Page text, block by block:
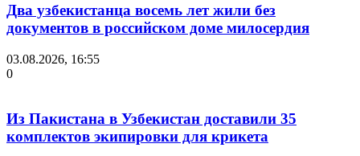
Два узбекистанца восемь лет жили без
документов в российском доме милосердия
03.08.2026, 16:55
0
Из Пакистана в Узбекистан доставили 35
комплектов экипировки для крикета